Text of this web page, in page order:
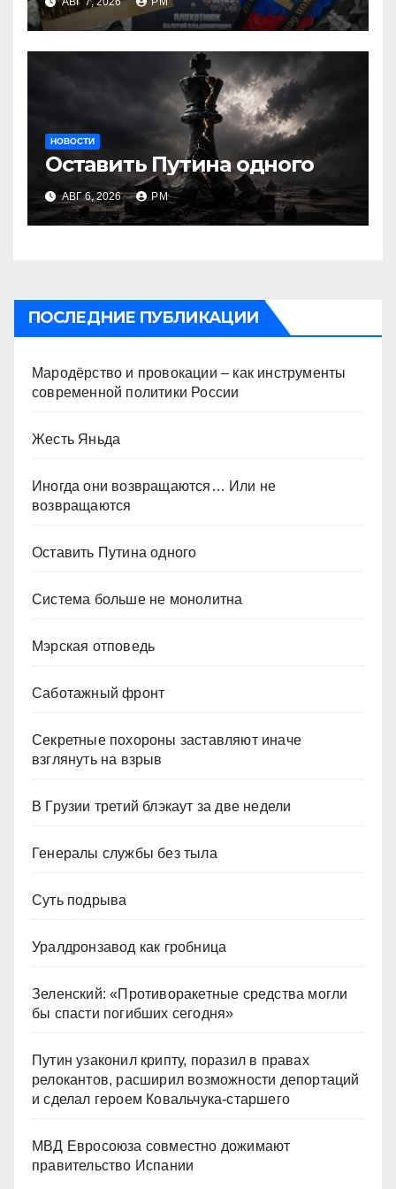
НОВОСТИ
Оставить Путина одного
АВГ 6, 2026 РМ
ПОСЛЕДНИЕ ПУБЛИКАЦИИ
Мародёрство и провокации – как инструменты
современной политики России
Жесть Яньда
Иногда они возвращаются… Или не
возвращаются
Оставить Путина одного
Система больше не монолитна
Мэрская отповедь
Саботажный фронт
Секретные похороны заставляют иначе
взглянуть на взрыв
В Грузии третий блэкаут за две недели
Генералы службы без тыла
Суть подрыва
Уралдронзавод как гробница
Зеленский: «Противоракетные средства могли
бы спасти погибших сегодня»
Путин узаконил крипту, поразил в правах
релокантов, расширил возможности депортаций
и сделал героем Ковальчука-старшего
МВД Евросоюза совместно дожимают
правительство Испании